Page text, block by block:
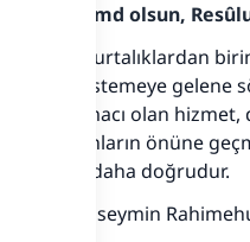
Allah'a hamd olsun,
Şayet yumurtalıklardan
bunu sizi istemeye
nikahın amacı olan
olası sorunların önüne
söylemek daha doğrudur.
Şeyh İbn Useymin